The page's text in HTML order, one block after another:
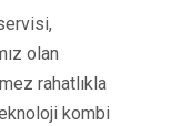
olan
rahatlıkla
kombi